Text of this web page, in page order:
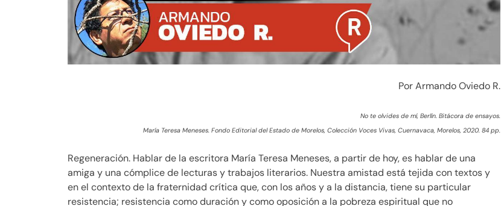
Por Armando Oviedo R.
No te olvides de mí, Berlín. Bitácora de ensayos.
María Teresa Meneses. Fondo Editorial del Estado de Morelos, Colección Voces Vivas, Cuernavaca, Morelos, 2020. 84 pp.
Regeneración. Hablar de la escritora María Teresa Meneses, a partir de hoy, es hablar de una
amiga y una cómplice de lecturas y trabajos literarios. Nuestra amistad está tejida con textos y
en el contexto de la fraternidad crítica que, con los años y a la distancia, tiene su particular
resistencia; resistencia como duración y como oposición a la pobreza espiritual que no